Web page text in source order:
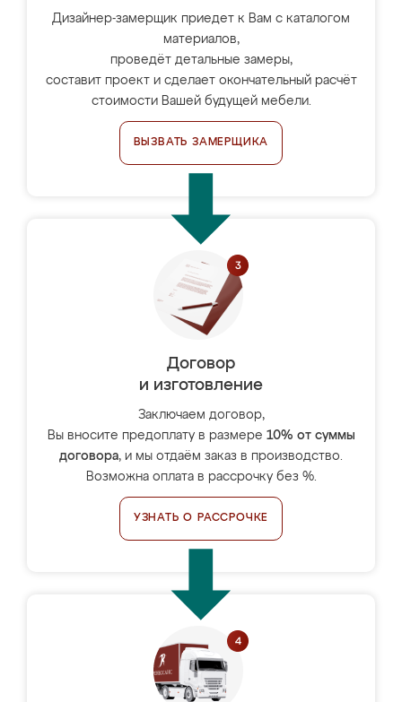
Дизайнер-замерщик приедет к Вам с каталогом
материалов,
проведёт детальные замеры,
составит проект и сделает окончательный расчёт
стоимости Вашей будущей мебели.
ВЫЗВАТЬ ЗАМЕРЩИКА
Договор
и изготовление
Заключаем договор,
Вы вносите предоплату в размере 10% от суммы
договора, и мы отдаём заказ в производство.
Возможна оплата в рассрочку без %.
УЗНАТЬ О РАССРОЧКЕ